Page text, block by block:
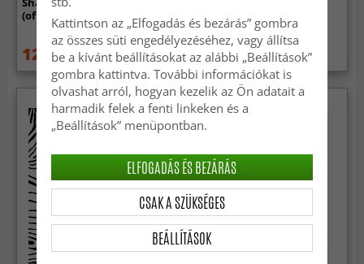
(offwhite)
12 959 Ft 18 289 Ft
(zöld/fehér)
96 549 Ft
Kattintson az „Elfogadás és bezárás” gombra
az összes süti engedélyezéséhez, vagy állítsa
be a kívánt beállításokat az alábbi „Beállítások”
gombra kattintva. További információkat is
olvashat arról, hogyan kezelik az Ön adatait a
harmadik felek a fenti linkeken és a
„Beállítások” menüpontban.
BEÁLLÍTÁSOK
CSAK A SZÜKSÉGES
ELFOGADÁS ÉS BEZÁRÁS